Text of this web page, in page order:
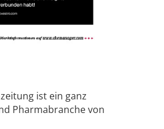
ist ein ganz
Pharmabranche von